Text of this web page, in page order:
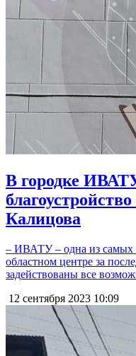
В городке
Калицова
– ИВАТУ – одна из самых
областном центре за
задействованы все
12 сентября 2023 10:09